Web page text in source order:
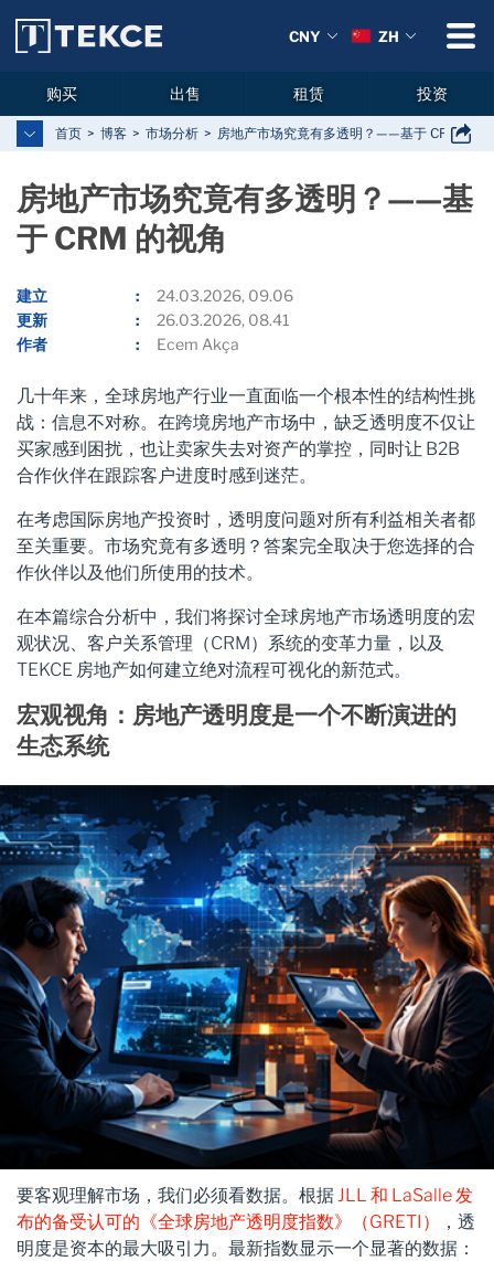
首页 博客 市场分析 房地产市场究竟有多透明？——基于 CRM 的视
房地产市场究竟有多透明？——基
于 CRM 的视角
建立
24.03.2026, 09.06
更新
26.03.2026, 08.41
作者
Ecem Akça
几十年来，全球房地产行业一直面临一个根本性的结构性挑
战：信息不对称。在跨境房地产市场中，缺乏透明度不仅让
买家感到困扰，也让卖家失去对资产的掌控，同时让 B2B
合作伙伴在跟踪客户进度时感到迷茫。
在考虑国际房地产投资时，透明度问题对所有利益相关者都
至关重要。市场究竟有多透明？答案完全取决于您选择的合
作伙伴以及他们所使用的技术。
在本篇综合分析中，我们将探讨全球房地产市场透明度的宏
观状况、客户关系管理（CRM）系统的变革力量，以及
TEKCE 房地产如何建立绝对流程可视化的新范式。
宏观视角：房地产透明度是一个不断演进的
生态系统
要客观理解市场，我们必须看数据。根据JLL 和 LaSalle 发
布的备受认可的《全球房地产透明度指数》（GRETI）
，透
明度是资本的最大吸引力。最新指数显示一个显著的数据：
CNY ZH
购买 出售 租赁 投资